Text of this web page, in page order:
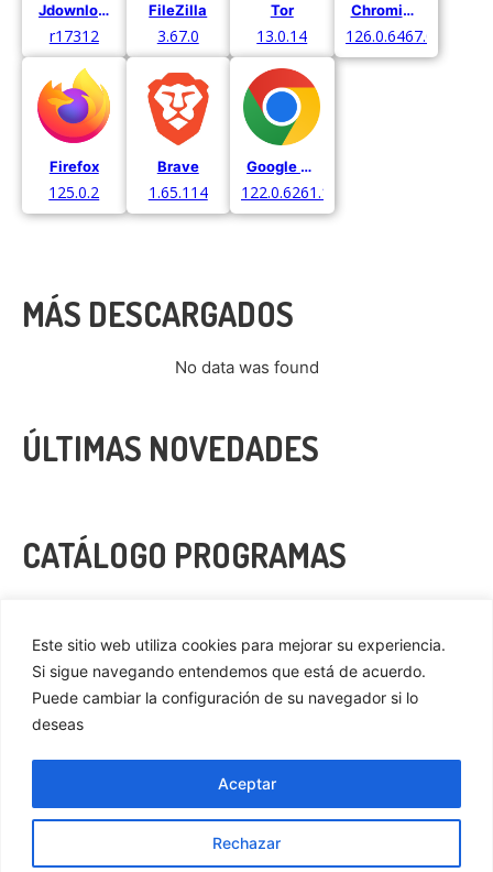
Este sitio web utiliza cookies para mejorar su experiencia.
Si sigue navegando entendemos que está de acuerdo.
Puede cambiar la configuración de su navegador si lo
deseas
Rechazar
Aceptar
Jdownloader
r17312
FileZilla
3.67.0
Tor
13.0.14
Chromium
126.0.6467.0.
Firefox
125.0.2
Brave
1.65.114
Google Chrome
122.0.6261.129
MÁS DESCARGADOS
No data was found
ÚLTIMAS NOVEDADES
CATÁLOGO PROGRAMAS
Cookies
Aviso Legal